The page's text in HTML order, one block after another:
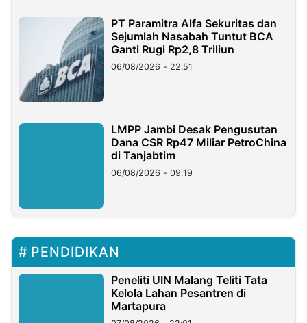
PT Paramitra Alfa Sekuritas dan
Sejumlah Nasabah Tuntut BCA
Ganti Rugi Rp2,8 Triliun
06/08/2026 - 22:51
LMPP Jambi Desak Pengusutan
Dana CSR Rp47 Miliar PetroChina
di Tanjabtim
06/08/2026 - 09:19
PENDIDIKAN
Peneliti UIN Malang Teliti Tata
Kelola Lahan Pesantren di
Martapura